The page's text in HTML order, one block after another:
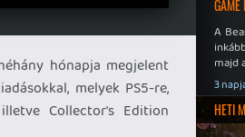
hónapja megjelent
melyek PS5-re,
Collector's Edition
GAME
A
majd
3
HETI